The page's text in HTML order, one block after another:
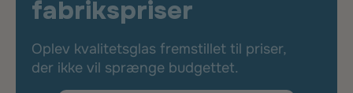
fabrikspriser
Oplev kvalitetsglas fremstillet til priser,
der ikke vil sprænge budgettet.